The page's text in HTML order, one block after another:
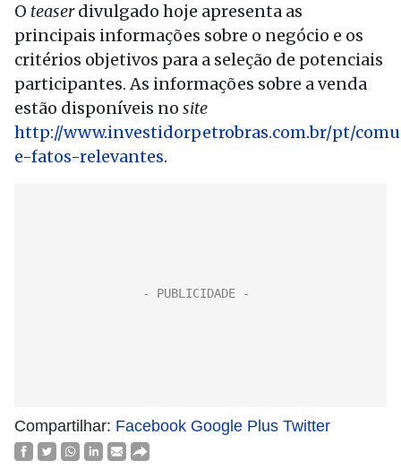
O teaserdivulgado hoje apresenta as
principais informações sobre o negócio e os
critérios objetivos para a seleção de potenciais
participantes. As informações sobre a venda
estão disponíveis no site
http://www.investidorpetrobras.com.br/pt/
e-fatos-relevantes.
Compartilhar: Facebook Google Plus Twitter